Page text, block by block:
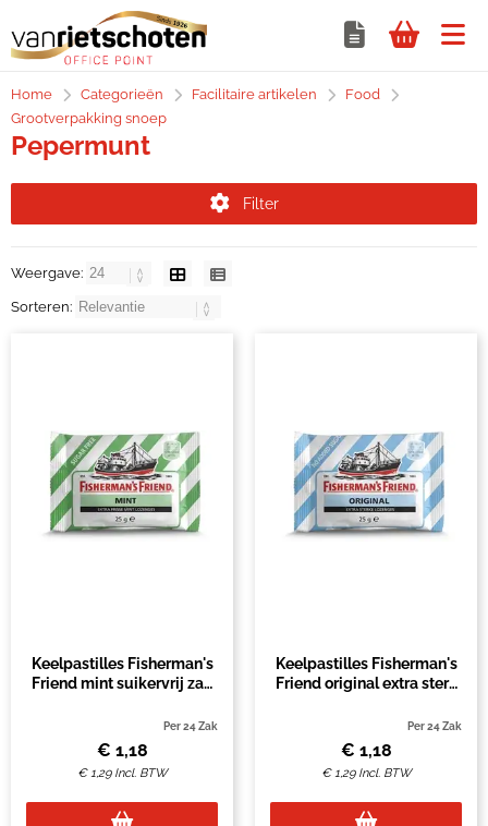
Home Categorieën Facilitaire artikelen
Food
Grootverpakking snoep
Pepermunt
Filter
Weergave:
Sorteren:
Keelpastilles Fisherman's
Friend mint suikervrij zak
Per 24 Zak
€ 1,18
€1,29 Incl. BTW
Keelpastilles Fisherman's
Friend original extra sterk
Per 24 Zak
€ 1,18
€1,29 Incl. BTW